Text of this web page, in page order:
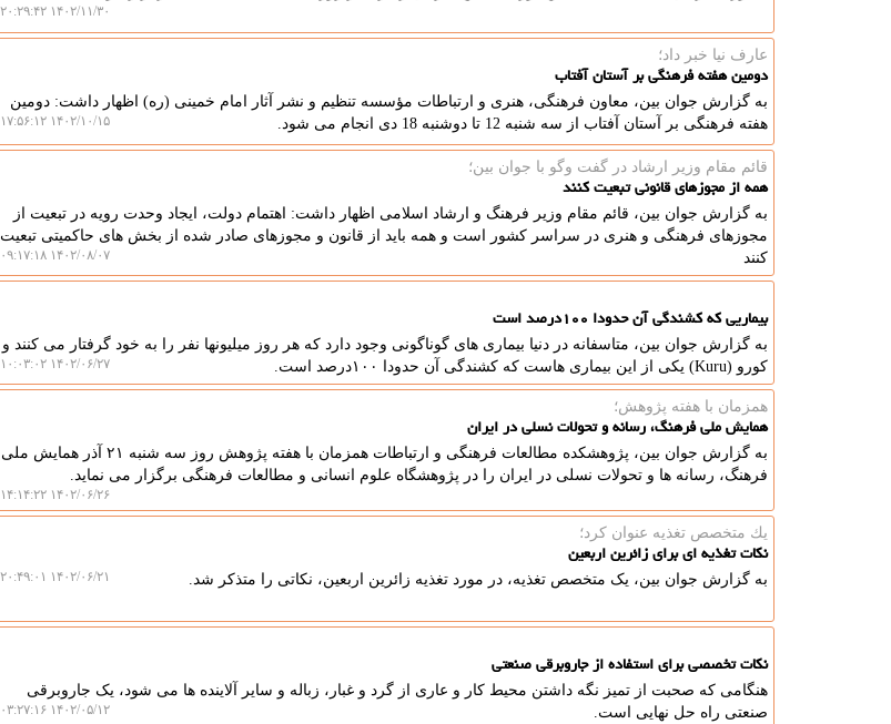
۱۴۰۲/۱۱/۳۰ ۲۰:۲۹:۴۲
عارف نیا خبر داد؛
دومین هفته فرهنگی بر آستان آفتاب
به گزارش جوان بین، معاون فرهنگی، هنری و ارتباطات مؤسسه تنظیم و نشر آثار امام خمینی (ره) اظهار داشت: دومین
هفته فرهنگی بر آستان آفتاب از سه شنبه 12 تا دوشنبه 18 دی انجام می شود.
۱۴۰۲/۱۰/۱۵ ۱۷:۵۶:۱۲
قائم مقام وزیر ارشاد در گفت وگو با جوان بین؛
همه از مجوزهای قانونی تبعیت کنند
به گزارش جوان بین، قائم مقام وزیر فرهنگ و ارشاد اسلامی اظهار داشت: اهتمام دولت، ایجاد وحدت رویه در تبعیت از
مجوزهای فرهنگی و هنری در سراسر کشور است و همه باید از قانون و مجوزهای صادر شده از بخش های حاکمیتی تبعیت
کنند
۱۴۰۲/۰۸/۰۷ ۰۹:۱۷:۱۸
بیماریی که کشندگی آن حدودا ۱۰۰درصد است
به گزارش جوان بین، متاسفانه در دنیا بیماری های گوناگونی وجود دارد که هر روز میلیونها نفر را به خود گرفتار می کنند و
کورو (Kuru) یکی از این بیماری هاست که کشندگی آن حدودا ۱۰۰درصد است.
۱۴۰۲/۰۶/۲۷ ۱۰:۰۳:۰۲
همزمان با هفته پژوهش؛
همایش ملی فرهنگ، رسانه و تحولات نسلی در ایران
به گزارش جوان بین، پژوهشکده مطالعات فرهنگی و ارتباطات همزمان با هفته پژوهش روز سه شنبه ۲۱ آذر همایش ملی
فرهنگ، رسانه ها و تحولات نسلی در ایران را در پژوهشگاه علوم انسانی و مطالعات فرهنگی برگزار می نماید.
۱۴۰۲/۰۶/۲۶ ۱۴:۱۴:۲۲
یك متخصص تغذیه عنوان كرد؛
نکات تغذیه ای برای زائرین اربعین
به گزارش جوان بین، یک متخصص تغذیه، در مورد تغذیه زائرین اربعین، نکاتی را متذکر شد. ۱۴۰۲/۰۶/۲۱ ۲۰:۴۹:۰۱
نکات تخصصی برای استفاده از جاروبرقی صنعتی
هنگامی که صحبت از تمیز نگه داشتن محیط کار و عاری از گرد و غبار، زباله و سایر آلاینده ها می شود، یک جاروبرقی
صنعتی راه حل نهایی است.
۱۴۰۲/۰۵/۱۲ ۰۳:۲۷:۱۶